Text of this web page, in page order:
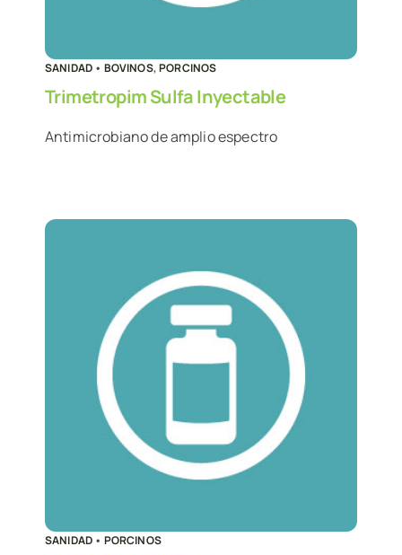
SANIDAD • BOVINOS,PORCINOS
Trimetropim Sulfa Inyectable
Antimicrobiano de amplio espectro
SANIDAD • PORCINOS